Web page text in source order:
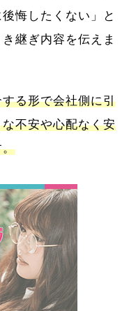
悔したくない」と
継ぎ内容を伝えま
る形で会社側に引
不安や心配なく安
。